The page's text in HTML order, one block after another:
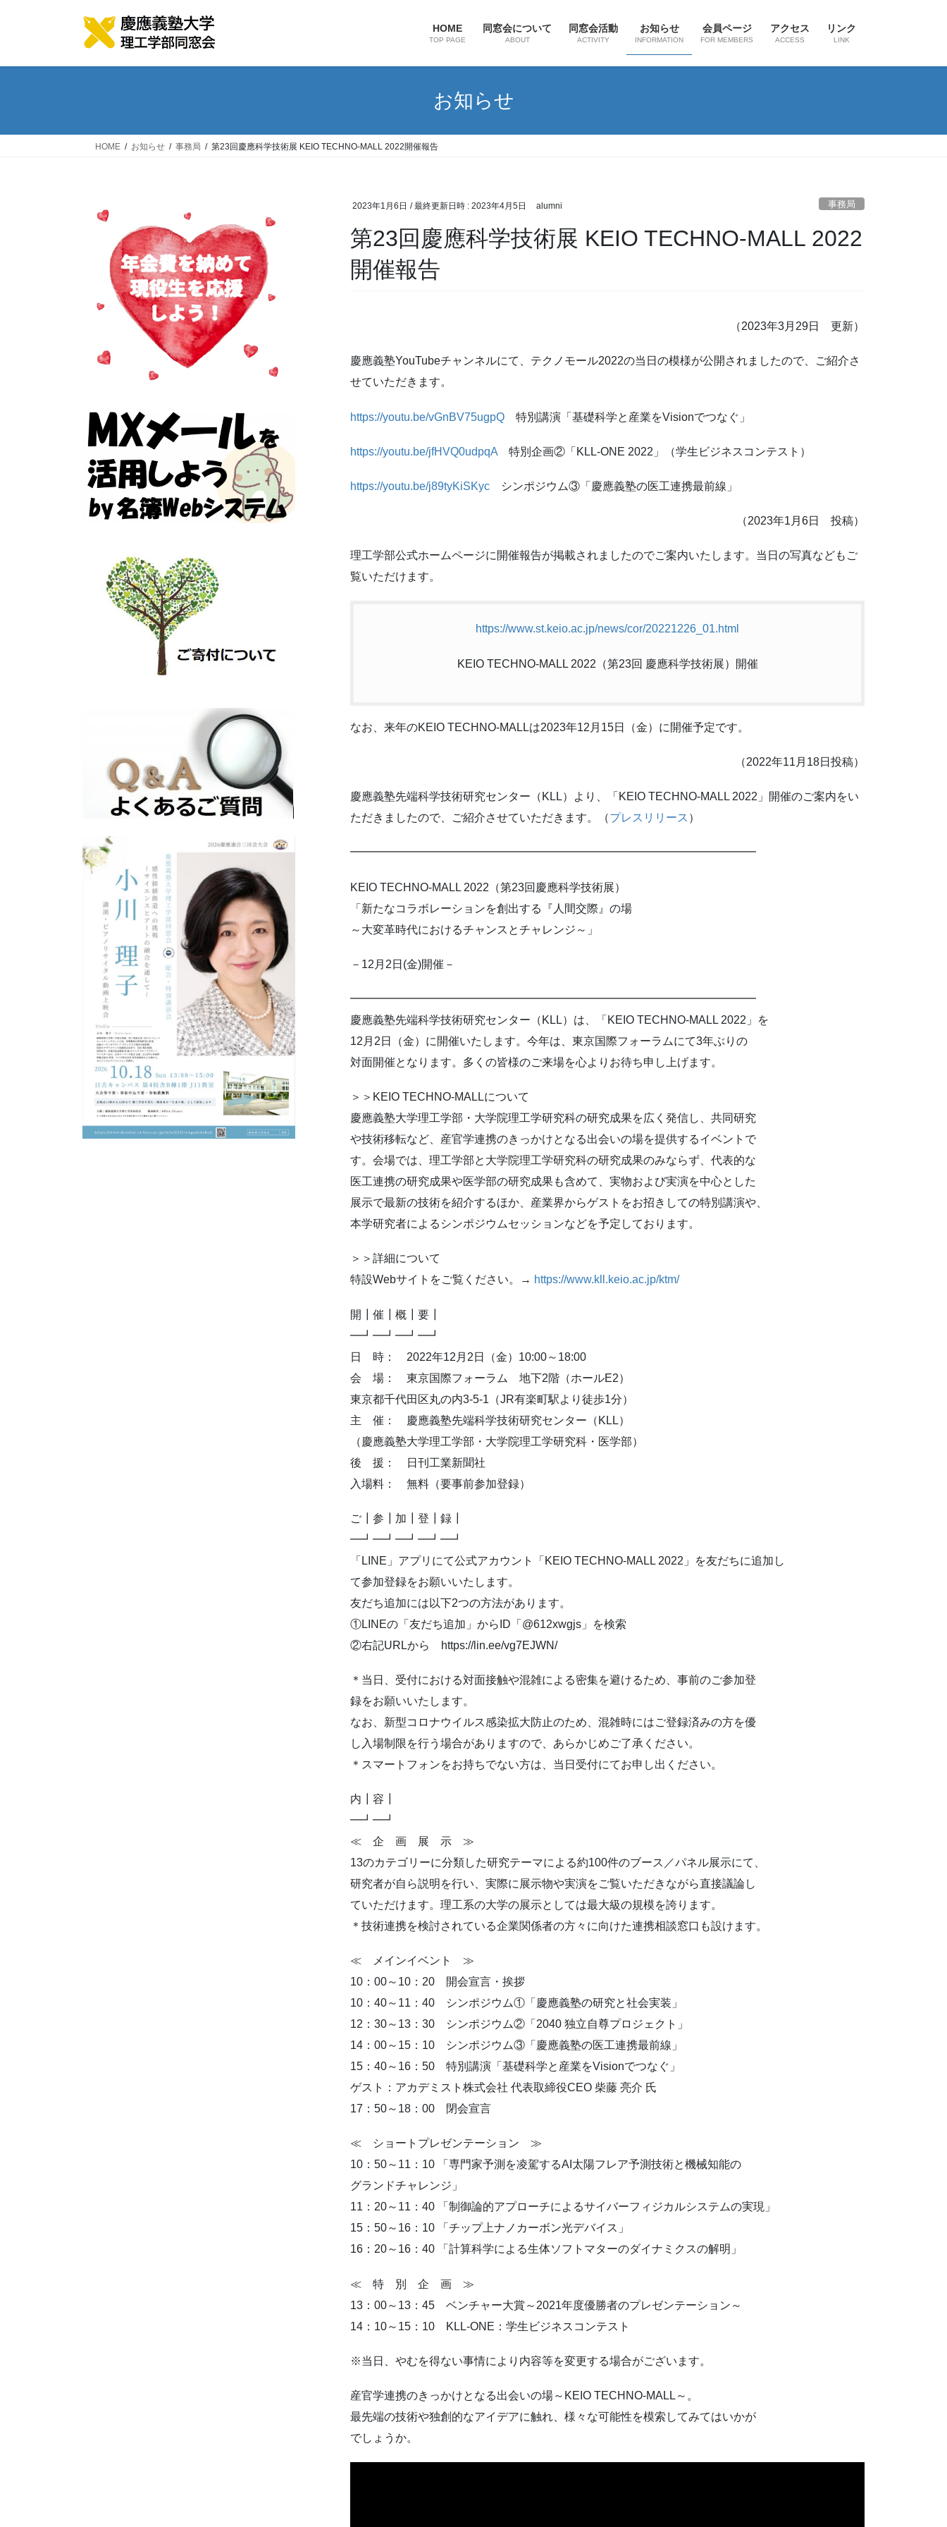
HOME
TOP PAGE
同窓会について
ABOUT
同窓会活動
ACTIVITY
お知らせ
INFORMATION
会員ページ
FOR MEMBERS
アクセス
ACCESS
リンク
LINK
お知らせ
HOME お知らせ 事務局 第23回慶應科学技術展 KEIO TECHNO-MALL 2022開催報告
2023年1月6日 / 最終更新日時 : 2023年4月5日 alumni 事務局
第23回慶應科学技術展 KEIO TECHNO-MALL 2022
開催報告
（2023年3月29日 更新）
慶應義塾YouTubeチャンネルにて、テクノモール2022の当日の模様が公開されましたので、ご紹介さ
せていただきます。
https://youtu.be/vGnBV75ugpQ 特別講演「基礎科学と産業をVisionでつなぐ」
https://youtu.be/jfHVQ0udpqA 特別企画②「KLL-ONE 2022」（学生ビジネスコンテスト）
https://youtu.be/j89tyKiSKyc シンポジウム③「慶應義塾の医工連携最前線」
（2023年1月6日 投稿）
理工学部公式ホームページに開催報告が掲載されましたのでご案内いたします。当日の写真などもご
覧いただけます。
https://www.st.keio.ac.jp/news/cor/20221226_01.html
KEIO TECHNO-MALL 2022（第23回 慶應科学技術展）開催
なお、来年のKEIO TECHNO-MALLは2023年12月15日（金）に開催予定です。
（2022年11月18日投稿）
慶應義塾先端科学技術研究センター（KLL）より、「KEIO TECHNO-MALL 2022」開催のご案内をい
ただきましたので、ご紹介させていただきます。（プレスリリース ）
━━━━━━━━━━━━━━━━━━━━━━━━━━━━━━━━━━━━
KEIO TECHNO-MALL 2022（第23回慶應科学技術展）
「新たなコラボレーションを創出する『人間交際』の場
～大変革時代におけるチャンスとチャレンジ～」
－12月2日(金)開催－
━━━━━━━━━━━━━━━━━━━━━━━━━━━━━━━━━━━━
慶應義塾先端科学技術研究センター（KLL）は、「KEIO TECHNO-MALL 2022」を
12月2日（金）に開催いたします。今年は、東京国際フォーラムにて3年ぶりの
対面開催となります。多くの皆様のご来場を心よりお待ち申し上げます。
＞＞KEIO TECHNO-MALLについて
慶應義塾大学理工学部・大学院理工学研究科の研究成果を広く発信し、共同研究
や技術移転など、産官学連携のきっかけとなる出会いの場を提供するイベントで
す。会場では、理工学部と大学院理工学研究科の研究成果のみならず、代表的な
医工連携の研究成果や医学部の研究成果も含めて、実物および実演を中心とした
展示で最新の技術を紹介するほか、産業界からゲストをお招きしての特別講演や、
本学研究者によるシンポジウムセッションなどを予定しております。
＞＞詳細について
特設Webサイトをご覧ください。→ https://www.kll.keio.ac.jp/ktm/
開┃催┃概┃要┃
━┛━┛━┛━┛
日 時： 2022年12月2日（金）10:00～18:00
会 場： 東京国際フォーラム 地下2階（ホールE2）
東京都千代田区丸の内3-5-1（JR有楽町駅より徒歩1分）
主 催： 慶應義塾先端科学技術研究センター（KLL）
（慶應義塾大学理工学部・大学院理工学研究科・医学部）
後 援： 日刊工業新聞社
入場料： 無料（要事前参加登録）
ご┃参┃加┃登┃録┃
━┛━┛━┛━┛━┛
「LINE」アプリにて公式アカウント「KEIO TECHNO-MALL 2022」を友だちに追加し
て参加登録をお願いいたします。
友だち追加には以下2つの方法があります。
①LINEの「友だち追加」からID「@612xwgjs」を検索
②右記URLから https://lin.ee/vg7EJWN/
＊当日、受付における対面接触や混雑による密集を避けるため、事前のご参加登
録をお願いいたします。
なお、新型コロナウイルス感染拡大防止のため、混雑時にはご登録済みの方を優
し入場制限を行う場合がありますので、あらかじめご了承ください。
＊スマートフォンをお持ちでない方は、当日受付にてお申し出ください。
内┃容┃
━┛━┛
≪ 企 画 展 示 ≫
13のカテゴリーに分類した研究テーマによる約100件のブース／パネル展示にて、
研究者が自ら説明を行い、実際に展示物や実演をご覧いただきながら直接議論し
ていただけます。理工系の大学の展示としては最大級の規模を誇ります。
＊技術連携を検討されている企業関係者の方々に向けた連携相談窓口も設けます。
≪ メインイベント ≫
10：00～10：20 開会宣言・挨拶
10：40～11：40 シンポジウム①「慶應義塾の研究と社会実装」
12：30～13：30 シンポジウム②「2040 独立自尊プロジェクト」
14：00～15：10 シンポジウム③「慶應義塾の医工連携最前線」
15：40～16：50 特別講演「基礎科学と産業をVisionでつなぐ」
ゲスト：アカデミスト株式会社 代表取締役CEO 柴藤 亮介 氏
17：50～18：00 閉会宣言
≪ ショートプレゼンテーション ≫
10：50～11：10 「専門家予測を凌駕するAI太陽フレア予測技術と機械知能の
グランドチャレンジ」
11：20～11：40 「制御論的アプローチによるサイバーフィジカルシステムの実現」
15：50～16：10 「チップ上ナノカーボン光デバイス」
16：20～16：40 「計算科学による生体ソフトマターのダイナミクスの解明」
≪ 特 別 企 画 ≫
13：00～13：45 ベンチャー大賞～2021年度優勝者のプレゼンテーション～
14：10～15：10 KLL-ONE：学生ビジネスコンテスト
※当日、やむを得ない事情により内容等を変更する場合がございます。
産官学連携のきっかけとなる出会いの場～KEIO TECHNO-MALL～。
最先端の技術や独創的なアイデアに触れ、様々な可能性を模索してみてはいかが
でしょうか。